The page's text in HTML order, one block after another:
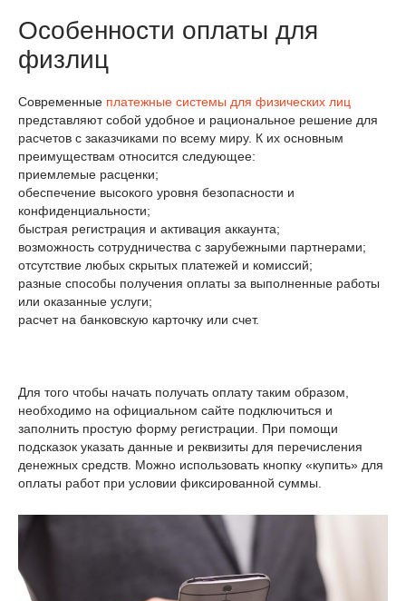
Особенности оплаты для
физлиц
Современные платежные системы для физических лиц
представляют собой удобное и рациональное решение для
расчетов с заказчиками по всему миру. К их основным
преимуществам относится следующее:
приемлемые расценки;
обеспечение высокого уровня безопасности и
конфиденциальности;
быстрая регистрация и активация аккаунта;
возможность сотрудничества с зарубежными партнерами;
отсутствие любых скрытых платежей и комиссий;
разные способы получения оплаты за выполненные работы
или оказанные услуги;
расчет на банковскую карточку или счет.
Для того чтобы начать получать оплату таким образом,
необходимо на официальном сайте подключиться и
заполнить простую форму регистрации. При помощи
подсказок указать данные и реквизиты для перечисления
денежных средств. Можно использовать кнопку «купить» для
оплаты работ при условии фиксированной суммы.